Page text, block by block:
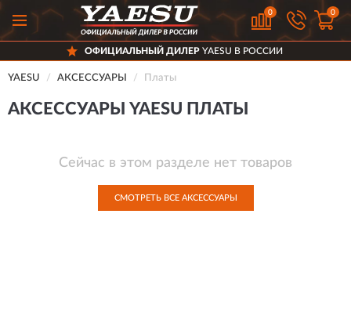
0 0
ОФИЦИАЛЬНЫЙ ДИЛЕР YAESU В РОССИИ
YAESU АКСЕССУАРЫ Платы
АКСЕССУАРЫ YAESU ПЛАТЫ
Сейчас в этом разделе нет товаров
СМОТРЕТЬ ВСЕ АКСЕССУАРЫ